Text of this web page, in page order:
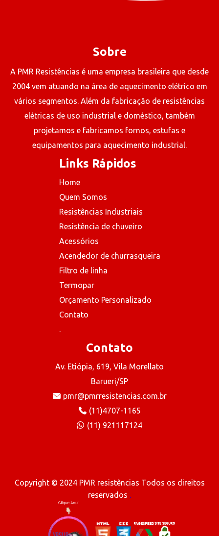
Sobre
A PMR Resistências é uma empresa brasileira que desde
2004 vem atuando na área de aquecimento elétrico em
vários segmentos. Além da fabricação de resistências
elétricas de uso industrial e doméstico, também
projetamos e fabricamos fornos, estufas e
equipamentos para aquecimento industrial.
Links Rápidos
Home
Quem Somos
Resistências Industriais
Resistência de chuveiro
Acessórios
Acendedor de churrasqueira
Filtro de linha
Termopar
Orçamento Personalizado
Contato
.
Contato
Av. Etiópia, 619, Vila Morellato
Barueri/SP
pmr@pmrresistencias.com.br
(11)4707-1165
(11) 921117124
Copyright © 2024 PMR resistências Todos os direitos
reservados .